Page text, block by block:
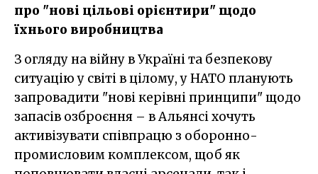
про "нові цільові орієнтири" щодо
їхнього виробництва
З огляду на війну в Україні та безпекову
ситуацію у світі в цілому, у НАТО планують
запровадити "нові керівні принципи" щодо
запасів озброєння – в Альянсі хочуть
активізувати співпрацю з оборонно-
промисловим комплексом, щоб як